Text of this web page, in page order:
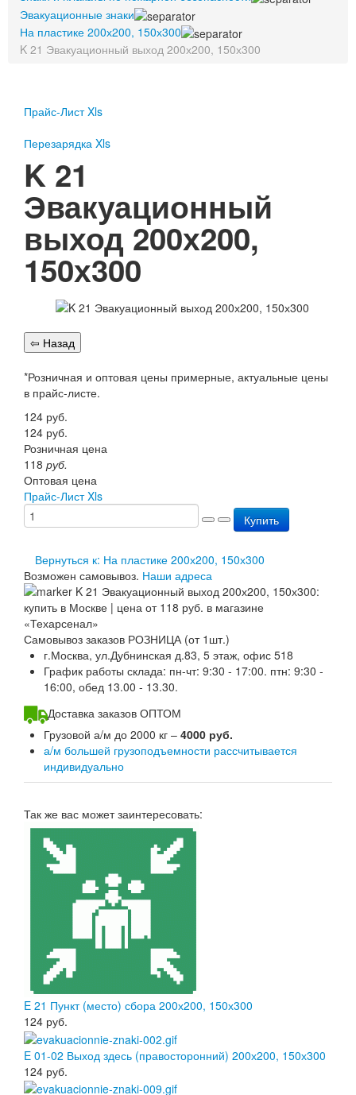
Перезарядка ОП
Перезарядка ОУ
Перезарядка ОВП
Доставка
О нас
Статьи
Сертификаты
Вопрос-Ответ
Контакты
Пожарное оборудование
Перезарядка
Перезарядка ОП
Перезарядка ОВП
Оплата
Гарантии
Статьи
Публичная оферта
Сертификаты
Вопрос-Ответ
Контакты
Эвакуационные знаки
На пластике 200х200, 150х300
K 21 Эвакуационный выход 200х200, 150х300
Прайс-Лист Xls
Перезарядка Xls
K 21
Эвакуационный
выход 200х200,
150х300
*Розничная и оптовая цены примерные, актуальные цены
в прайс-листе.
124 руб.
124 руб.
Розничная цена
118 руб.
Оптовая цена
Прайс-Лист Xls
Купить
Вернуться к: На пластике 200х200, 150х300
Возможен самовывоз. Наши адреса
Самовывоз заказов РОЗНИЦА (от 1шт.)
г.Москва, ул.Дубнинская д.83, 5 этаж, офис 518
График работы склада: пн-чт: 9:30 - 17:00. птн: 9:30 -
16:00, обед 13.00 - 13.30.
Доставка заказов ОПТОМ
Грузовой а/м до 2000 кг – 4000 руб.
а/м большей грузоподъемности рассчитывается
индивидуально
Так же вас может заинтересовать:
E 21 Пункт (место) сбора 200х200, 150х300
124 руб.
E 01-02 Выход здесь (правосторонний) 200х200, 150х300
124 руб.